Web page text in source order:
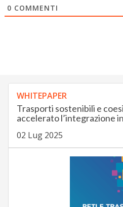
0 COMMENTI
WHITEPAPER
Trasporti sostenibili e
accelerato l’integrazione
02 Lug 2025